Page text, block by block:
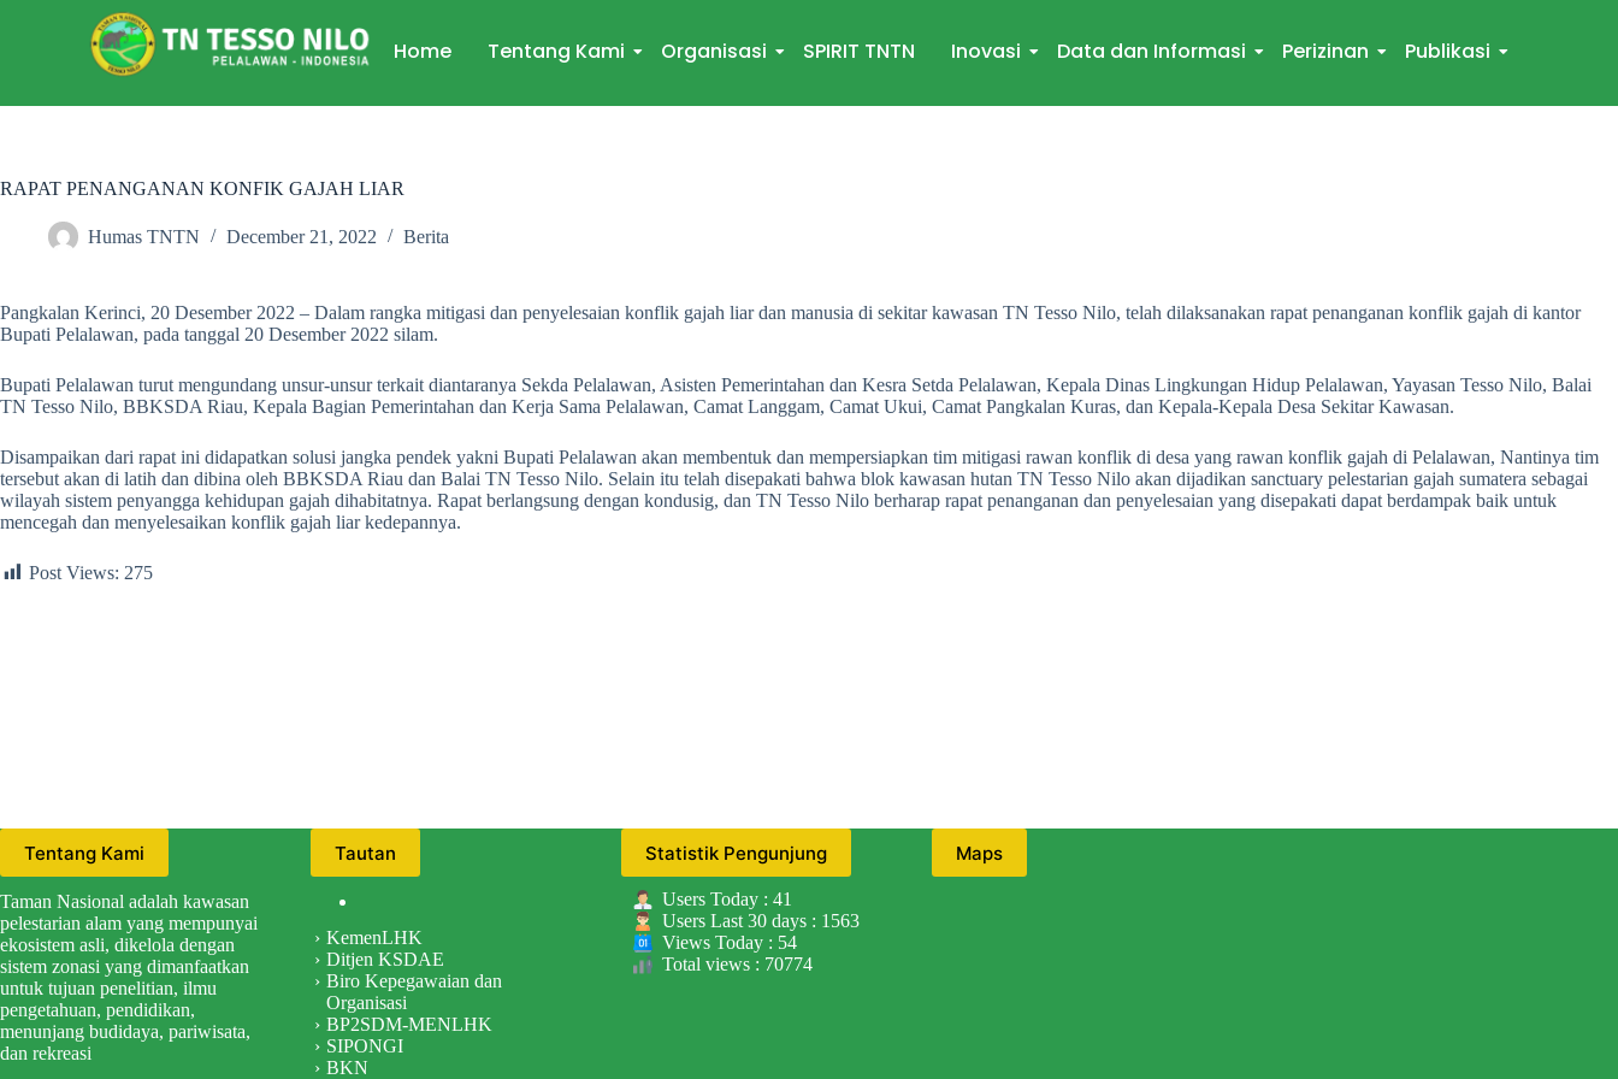
Home Tentang Kami Organisasi SPIRIT TNTN Inovasi Data dan Informasi Perizinan Publikasi
RAPAT PENANGANAN KONFIK GAJAH LIAR
Humas TNTN December 21, 2022 Berita
Pangkalan Kerinci, 20 Desember 2022 – Dalam rangka mitigasi dan penyelesaian konflik gajah liar dan manusia di sekitar kawasan TN Tesso Nilo, telah dilaksanakan rapat penanganan konflik gajah di kantor
Bupati Pelalawan, pada tanggal 20 Desember 2022 silam.
Bupati Pelalawan turut mengundang unsur-unsur terkait diantaranya Sekda Pelalawan, Asisten Pemerintahan dan Kesra Setda Pelalawan, Kepala Dinas Lingkungan Hidup Pelalawan, Yayasan Tesso Nilo, Balai
TN Tesso Nilo, BBKSDA Riau, Kepala Bagian Pemerintahan dan Kerja Sama Pelalawan, Camat Langgam, Camat Ukui, Camat Pangkalan Kuras, dan Kepala-Kepala Desa Sekitar Kawasan.
Disampaikan dari rapat ini didapatkan solusi jangka pendek yakni Bupati Pelalawan akan membentuk dan mempersiapkan tim mitigasi rawan konflik di desa yang rawan konflik gajah di Pelalawan, Nantinya tim
tersebut akan di latih dan dibina oleh BBKSDA Riau dan Balai TN Tesso Nilo. Selain itu telah disepakati bahwa blok kawasan hutan TN Tesso Nilo akan dijadikan sanctuary pelestarian gajah sumatera sebagai
wilayah sistem penyangga kehidupan gajah dihabitatnya. Rapat berlangsung dengan kondusig, dan TN Tesso Nilo berharap rapat penanganan dan penyelesaian yang disepakati dapat berdampak baik untuk
mencegah dan menyelesaikan konflik gajah liar kedepannya.
Post Views: 275
Tentang Kami
Taman Nasional adalah kawasan
pelestarian alam yang mempunyai
ekosistem asli, dikelola dengan
sistem zonasi yang dimanfaatkan
untuk tujuan penelitian, ilmu
pengetahuan, pendidikan,
menunjang budidaya, pariwisata,
dan rekreasi
Tautan
KemenLHK
Ditjen KSDAE
Biro Kepegawaian dan
Organisasi
BP2SDM-MENLHK
SIPONGI
BKN
Statistik Pengunjung
Users Today : 41
Users Last 30 days : 1563
Views Today : 54
Total views : 70774
Maps